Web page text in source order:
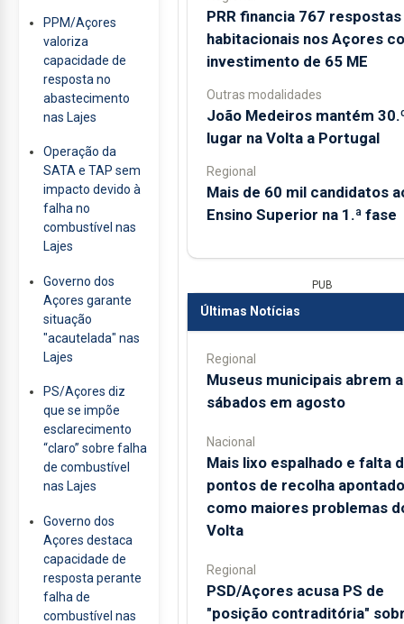
PPM/Açores
valoriza
capacidade de
resposta no
abastecimento
nas Lajes
Operação da
SATA e TAP sem
impacto devido à
falha no
combustível nas
Lajes
Governo dos
Açores garante
situação
"acautelada" nas
Lajes
PS/Açores diz
que se impõe
esclarecimento
“claro” sobre falha
de combustível
nas Lajes
Governo dos
Açores destaca
capacidade de
resposta perante
falha de
combustível nas
PRR financia 767 respostas
habitacionais nos Açores
investimento de 65 ME
Outras modalidades
João Medeiros mantém
lugar na Volta a Portugal
Regional
Mais de 60 mil candidatos
Ensino Superior na 1.ª fase
PUB
Últimas Notícias
Regional
Museus municipais abrem
sábados em agosto
Nacional
Mais lixo espalhado e falta
pontos de recolha
como maiores problemas
Volta
Regional
PSD/Açores acusa PS de
"posição contraditória"